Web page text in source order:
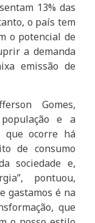
13% das
o país tem
o potencial de
a demanda
emissão de
Gomes,
e a
que ocorre há
de consumo
sociedade e,
pontuou,
gastamos é na
que